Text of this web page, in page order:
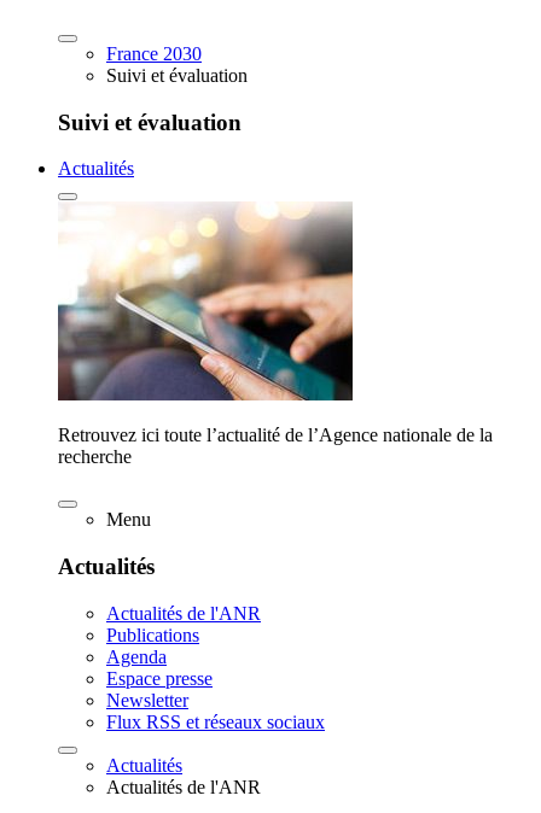
France 2030
Suivi et évaluation
Suivi et évaluation
Actualités
Retrouvez ici toute l’actualité de l’Agence nationale de la
recherche
Menu
Actualités
Actualités de l'ANR
Publications
Agenda
Espace presse
Newsletter
Flux RSS et réseaux sociaux
Actualités
Actualités de l'ANR